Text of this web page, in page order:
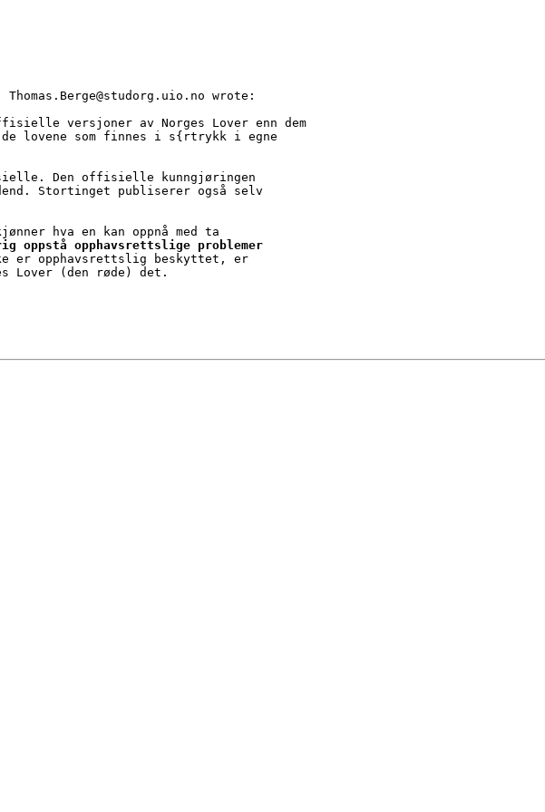
wrote:
versjoner av Norges Lover enn dem
lovene som finnes i s{rtrykk i egne
Den offisielle kunngjøringen
Stortinget publiserer også selv
hva en kan oppnå med ta
oppstå opphavsrettslige problemer
er opphavsrettslig beskyttet, er
Lover (den røde) det.